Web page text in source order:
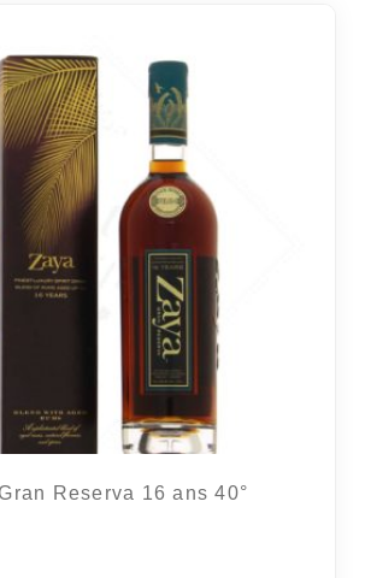
Reserva 16 ans 40°